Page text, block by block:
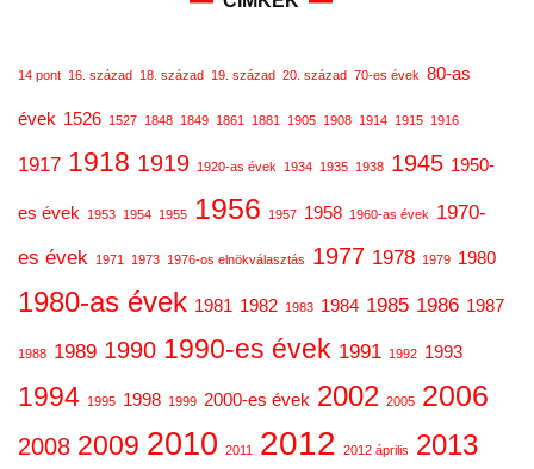
14 pont 16. század 18. század 19. század 20. század 70-es évek 80-as
évek 1526 1527 1848 1849 1861 1881 1905 1908 1914 1915 1916
1917 1918 1919 1920-as évek 1934 1935 1938 1945 1950-
es évek 1953 1954 1955 1956 1957 1958 1960-as évek
1970-
es évek 1971 1973 1976-os elnökválasztás 1977 1978 1979 1980
1980-as évek 1981 1982 1983 1984 1985 1986 1987
1988 1989 1990 1990-es évek 1991 1992 1993
1994 1995 1998 1999 2000-es évek 2002 2005 2006
2008 2009 2010 2011 2012 2012 április 2013